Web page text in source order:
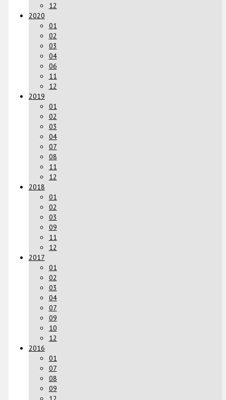
12
2020
01
02
03
04
06
11
12
2019
01
02
03
04
07
08
11
12
2018
01
02
03
09
11
12
2017
01
02
03
04
07
09
10
12
2016
01
07
08
09